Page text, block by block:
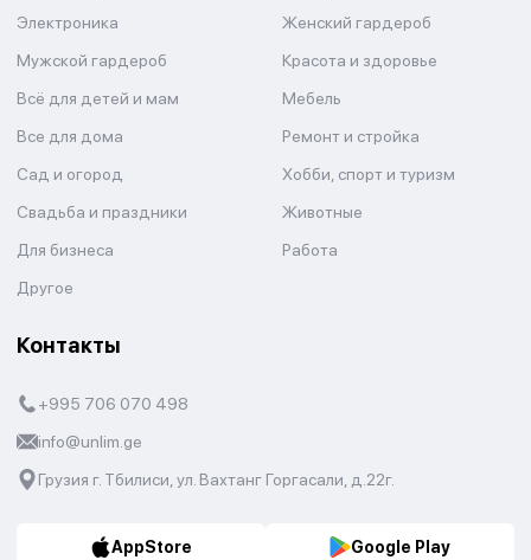
Электроника
Женский гардероб
Мужской гардероб
Красота и здоровье
Всё для детей и мам
Мебель
Все для дома
Ремонт и стройка
Сад и огород
Хобби, спорт и туризм
Свадьба и праздники
Животные
Для бизнеса
Работа
Другое
Контакты
+995 706 070 498
info@unlim.ge
Грузия г. Тбилиси, ул. Вахтанг Горгасали, д.22г.
AppStore Google Play